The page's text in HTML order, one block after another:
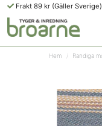
Frakt 89 kr (Gäller Sverige)
Hem Randiga